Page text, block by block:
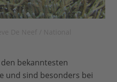
bekanntesten
und sind besonders bei